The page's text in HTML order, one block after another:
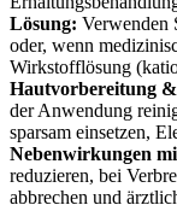
Lösung: Verwenden
oder, wenn
Wirkstofflösung
Hautvorbereitung
der Anwendung
sparsam einsetzen,
Nebenwirkungen
reduzieren,‌ bei
abbrechen und